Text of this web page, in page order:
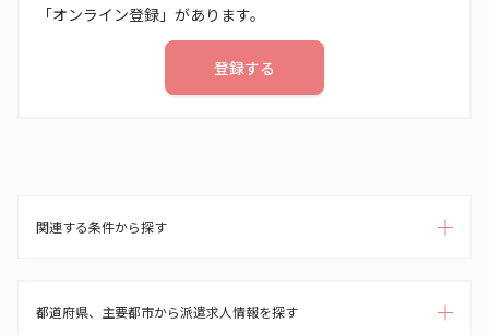
「オンライン登録」があります。
登録する
関連する条件から探す
都道府県、主要都市から派遣求人情報を探す